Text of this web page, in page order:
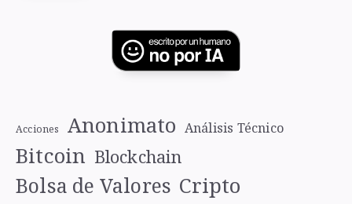
Acciones Anonimato Análisis Técnico
Bitcoin Blockchain
Bolsa de Valores Cripto